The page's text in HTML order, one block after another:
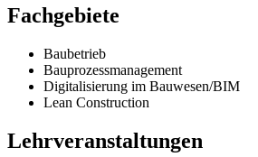
Fachgebiete
Baubetrieb
Bauprozessmanagement
Digitalisierung im Bauwesen/BIM
Lean Construction
Lehrveranstaltungen